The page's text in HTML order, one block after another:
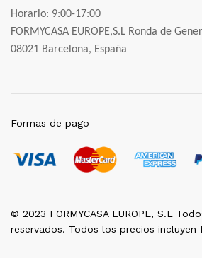
Horario: 9:00-17:00
FORMYCASA EUROPE,S.L Ronda de
08021 Barcelona, España
© 2023 FORMYCASA EUROPE, S.L
reservados. Todos los precios incluyen
Formas de pago